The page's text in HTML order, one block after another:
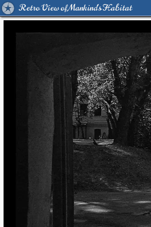
Retro View of Mankind's Habitat